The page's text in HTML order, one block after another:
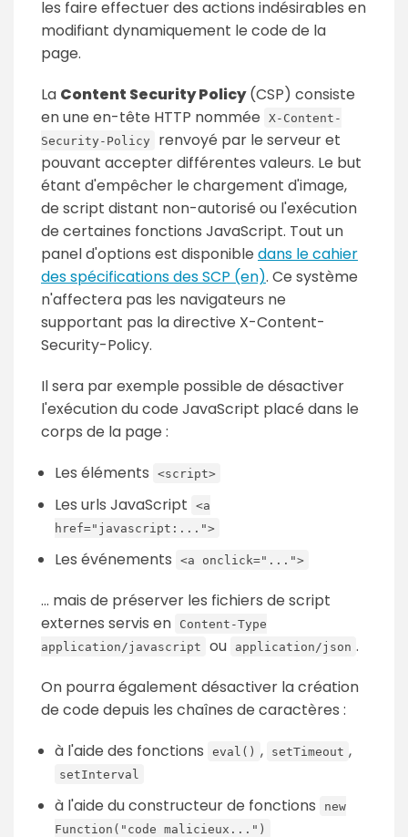
les faire effectuer des actions indésirables en
modifiant dynamiquement le code de la
page.
La Content Security Policy(CSP) consiste
en une en-tête HTTP nommée
X-Content-
Security-Policy
renvoyé par le serveur et
pouvant accepter différentes valeurs. Le but
étant d'empêcher le chargement d'image,
de script distant non-autorisé ou l'exécution
de certaines fonctions JavaScript. Tout un
panel d'options est disponible dans le cahier
des spécifications des SCP (en). Ce système
n'affectera pas les navigateurs ne
supportant pas la directive X-Content-
Security-Policy.
Il sera par exemple possible de désactiver
l'exécution du code JavaScript placé dans le
corps de la page :
Les éléments
<script>
Les urls JavaScript
<a
href="javascript:...">
Les événements <a onclick="...">
... mais de préserver les fichiers de script
externes servis en
Content-Type
application/javascript
ou application/json .
On pourra également désactiver la création
de code depuis les chaînes de caractères :
à l'aide des fonctions
eval() , setTimeout ,
setInterval
à l'aide du constructeur de fonctions
new
Function("code malicieux...")